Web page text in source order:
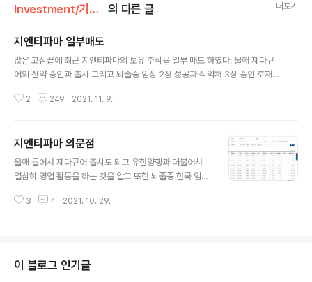
Investment/기업분석 의 다른 글 더보기
지엔티파마 일부매도
많은 고심끝에 최근 지엔티파마의 보유 주식을 일부 매도 하였다. 올해 제다큐
어의 신약 승인과 출시 그리고 뇌졸중 임상 2상 성공과 식약처 3상 승인 호재로
기대했던 뇌졸중에 대한 LO와 제다큐어의 판권 계약에 대한 감감 무소식 그리
라 생각된다. 그러던 와중에 상당히 과감한 행보로 나의 시선을 끄는 기업을 발
견했고, 나름대로의 분석과 조사를 해보니 대단히 promising한 미래가 보여서
투자를 결정하게 되었다. 이를 위한 재원으로 지엔티파마의 보유 주식을 일부
2 249 2021. 11. 9.
지엔티파마 의문점
올해 들어서 제다큐어 출시도 되고 유한양행과 더불어서
열심히 영업 활동을 하는 것을 알고 또한 뇌줄중 한국 임상
에서 최근 움직임은 아쉬울 수 밖에 없다. 최근 루닛의 프리
가장 위에 있는 주당 5,000원으로 5,000주 발행된 건 알
지 못했던 건데 뭔가 싶다. 현재 총 주식수 15,815,488주
3 4 2021. 10. 29.
이 블로그 인기글